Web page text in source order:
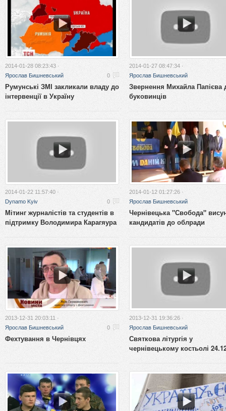
2014-01-28 08:23:43 ·
Ярослав Бишневський
0
Румунські ЗМІ закликали владу до
інтервенції в Україну
2014-01-27 08:47:34 ·
Ярослав Бишневський
Звернення Михайла Папієва
буковинців
2014-01-22 11:57:40 ·
Dynamo Kyiv
0
Мітинг журналістів та студентів в
підтримку Володимира Карагяура
2014-01-12 01:27:26 ·
Ярослав Бишневський
Чернівецька "Свобода"
кандидатів до облради
2013-12-31 20:03:11 ·
Ярослав Бишневський
0
Фехтування в Чернівцях
2013-12-31 19:36:26 ·
Ярослав Бишневський
Святкова літургія у
чернівецькому костьолі